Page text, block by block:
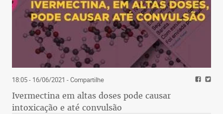
18:05 - 16/06/2021 - Compartilhe
Ivermectina em altas doses pode causar
intoxicação e até convulsão